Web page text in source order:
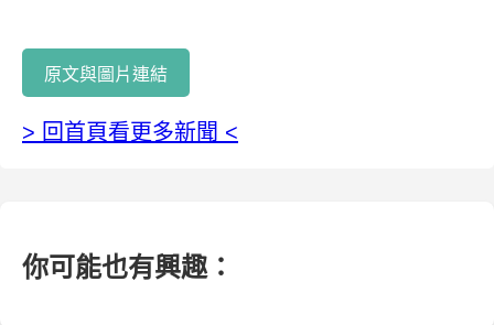
原文與圖片連結
> 回首頁看更多新聞 <
你可能也有興趣：